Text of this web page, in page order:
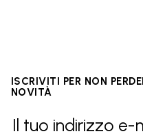
ISCRIVITI PER NON
NOVITÀ